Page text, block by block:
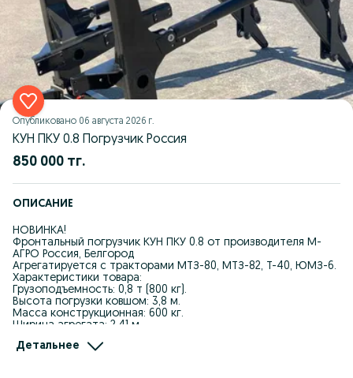
Опубликовано 06 августа 2026 г.
КУН ПКУ 0.8 Погрузчик Россия
850 000 тг.
ОПИСАНИЕ
НОВИНКА!
Фронтальный погрузчик КУН ПКУ 0.8 от производителя М-
АГРО Россия, Белгород
Агрегатируется с тракторами МТЗ-80, МТЗ-82, Т-40, ЮМЗ-6.
Характеристики товара:
Грузоподъемность: 0,8 т (800 кг).
Высота погрузки ковшом: 3,8 м.
Масса конструкционная: 600 кг.
Ширина агрегата: 2,41 м.
Высота агрегата с поднятым ковшом: 4,3 м.
Детальнее